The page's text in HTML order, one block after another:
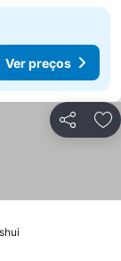
Ver preços
Partilhar